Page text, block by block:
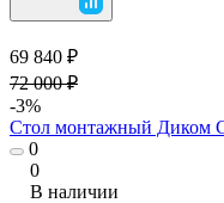
69 840 ₽
72 000 ₽
-3%
Стол монтажный Диком
0
0
В наличии